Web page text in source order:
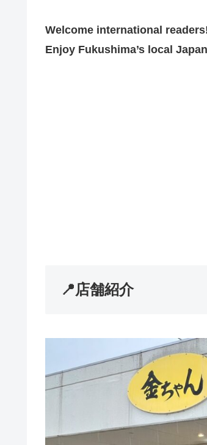
Welcome international
Enjoy Fukushima’s local
📍店舗紹介